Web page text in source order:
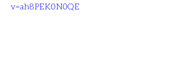
v=ah8PEK0N0QE